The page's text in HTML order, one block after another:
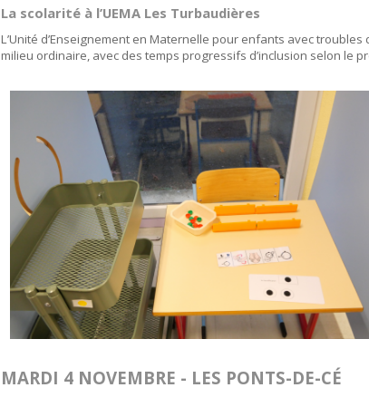
La scolarité à l’UEMA Les Turbaudières
L’Unité d’Enseignement en Maternelle pour enfants avec
milieu ordinaire, avec des temps progressifs d’inclusion selon le
MARDI 4 NOVEMBRE - LES PONTS-DE-CÉ